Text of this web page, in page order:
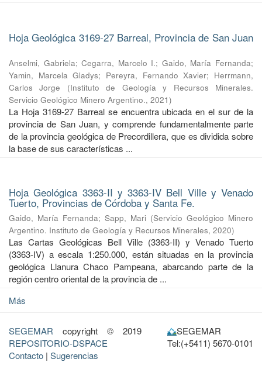
Hoja Geológica 3169-27 Barreal, Provincia de San Juan
Anselmi, Gabriela;Cegarra, Marcelo I.; Gaido, María Fernanda;
Yamin, Marcela Gladys; Pereyra, Fernando Xavier; Herrmann,
Carlos Jorge
(Instituto de Geología y Recursos Minerales.
Servicio Geológico Minero Argentino., 2021)
La Hoja 3169-27 Barreal se encuentra ubicada en el sur de la
provincia de San Juan, y comprende fundamentalmente parte
de la provincia geológica de Precordillera, que es dividida sobre
la base de sus características ...
Hoja Geológica 3363-II y 3363-IV Bell Ville y Venado
Tuerto, Provincias de Córdoba y Santa Fe.
Gaido, María Fernanda; Sapp, Mari (Servicio Geológico Minero
Argentino. Instituto de Geología y Recursos Minerales, 2020)
Las Cartas Geológicas Bell Ville (3363-II) y Venado Tuerto
(3363-IV) a escala 1:250.000, están situadas en la provincia
geológica Llanura Chaco Pampeana, abarcando parte de la
región centro oriental de la provincia de ...
Más
SEGEMAR copyright © 2019
REPOSITORIO-DSPACE
Contacto | Sugerencias
SEGEMAR
Tel:(+5411) 5670-0101